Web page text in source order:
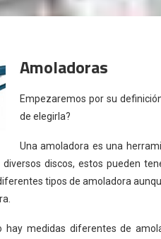
Amoladoras
Empezaremos por su
de elegirla?
Una amoladora es una
diversos discos, estos pueden
tipos de amoladora
hay medidas diferentes de